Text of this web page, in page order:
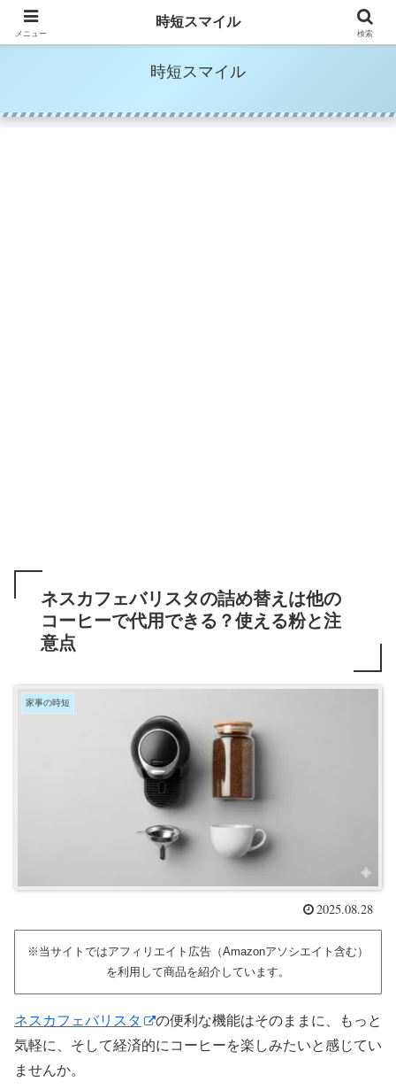
時短家事＆時短美容でママの笑顔を増やす
時短スマイル
ネスカフェバリスタの詰め替えは他の
コーヒーで代用できる？使える粉と注
意点
家事の時短
2025.08.28
※当サイトではアフィリエイト広告（Amazonアソシエイト含む）
を利用して商品を紹介しています。
ネスカフェバリスタ
の便利な機能はそのままに、もっと
気軽に、そして経済的にコーヒーを楽しみたいと感じてい
ませんか。
メニュー
時短スマイル
検索